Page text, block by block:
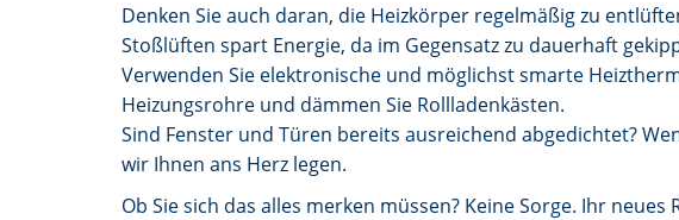
Denken Sie auch daran, die Heizkörper regelmäßig zu
Stoßlüften spart Energie, da im Gegensatz zu dauerhaft
Verwenden Sie elektronische und möglichst smarte
Heizungsrohre und dämmen Sie Rollladenkästen.
Sind Fenster und Türen bereits ausreichend abgedichtet?
wir Ihnen ans Herz legen.
Ob Sie sich das alles merken müssen? Keine Sorge. Ihr